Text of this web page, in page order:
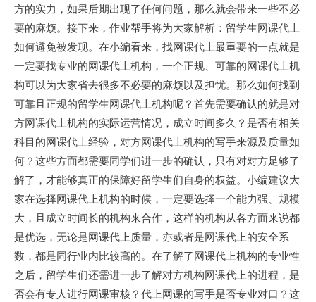
方的实力，如果后期出现了任何问题，那么就会带来一些不必
要的麻烦。接下来，作业帮手将为大家解析：留学生网课代上
如何避免被发现。在小编看来，找网课代上最重要的一点就是
一定要找专业的网课代上机构，一个正规、可靠的网课代上机
构可以为大家省去很多不必要的麻烦以及担忧。那么如何找到
可靠且正规的留学生网课代上机构呢？首先需要确认的就是对
方网课代上机构的实际运营情况，成立时间多久？是否有相关
科目的网课代上经验，对方网课代上机构的写手来源及质量如
何？这些方面都需要同学们进一步的确认，只有对对方足够了
解了，才能够真正的保障好留学生们自身的权益。小编建议大
家在选择网课代上机构的时候，一定要选择一个能力强、规模
大，且成立时间长的机构来合作，这样的机构从各方面来说都
是优选，无论是网课代上质量，亦或者是网课代上的安全系
数，都是同行业内比较高的。在了解了网课代上机构的专业性
之后，留学生们还需进一步了解对方机构网课代上的进程，是
否会有专人进行网课审核？代上网课的写手是否专业对口？这